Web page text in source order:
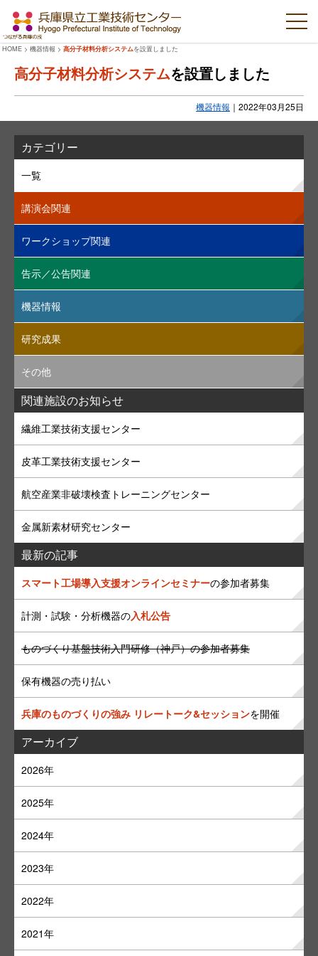
HOME > 機器情報 > 高分子材料分析システムを設置しました
高分子材料分析システムを設置しました
機器情報 ｜ 2022年03月25日
カテゴリー
一覧
講演会関連
ワークショップ関連
告示／公告関連
機器情報
研究成果
その他
関連施設のお知らせ
繊維工業技術支援センター
皮革工業技術支援センター
航空産業非破壊検査トレーニングセンター
金属新素材研究センター
最新の記事
スマート工場導入支援オンラインセミナーの参加者募集
計測・試験・分析機器の入札公告
ものづくり基盤技術入門研修（神戸）の参加者募集
保有機器の売り払い
兵庫のものづくりの強み リレートーク&セッションを開催
アーカイブ
2026年
2025年
2024年
2023年
2022年
2021年